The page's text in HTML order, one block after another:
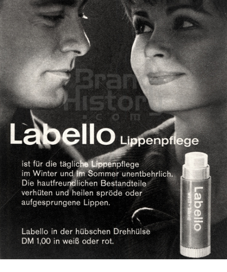
Labello Beiersdorf AG 1965
Bild-ID: 951